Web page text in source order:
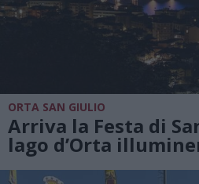
ORTA SAN GIULIO
Arriva la Festa di
lago d’Orta